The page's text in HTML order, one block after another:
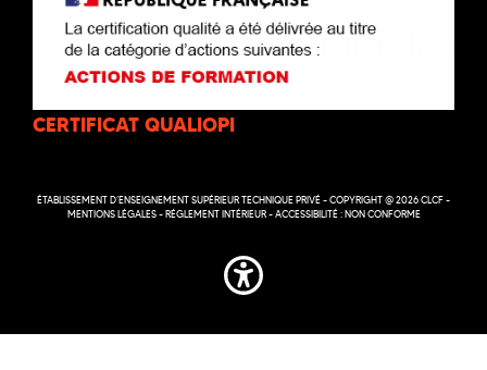
CERTIFICAT QUALIOPI
ÉTABLISSEMENT D’ENSEIGNEMENT SUPÉRIEUR TECHNIQUE PRIVÉ - COPYRIGHT @ 2026 CLCF -
MENTIONS LÉGALES-RÉGLEMENT INTÉRIEUR-ACCESSIBILITÉ : NON CONFORME